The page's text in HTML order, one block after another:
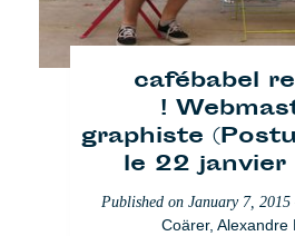
cafébabel
!
graphiste
le 22
Published on January 7, 2015
Coärer,Alexandre